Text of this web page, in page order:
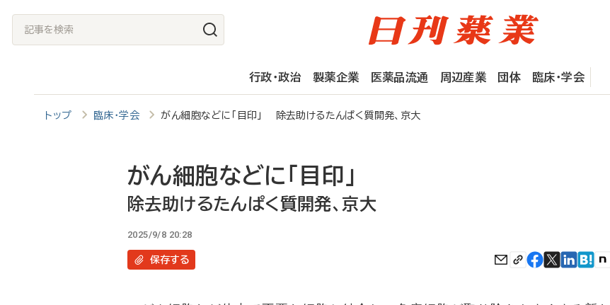
記
事
行政・政治 製薬企業 医薬品流通 周辺産業 団体 臨床・学会
トップ 臨床・学会 がん細胞などに「目印」 除去助けるたんぱく質開発、京大
がん細胞などに「目印」
除去助けるたんぱく質開発、京大
2025/9/8 20:28
保存する